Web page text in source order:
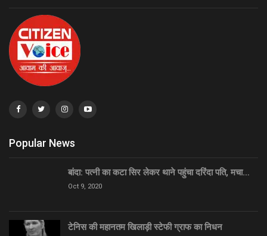
Popular News
बांदा: पत्नी का कटा सिर लेकर थाने पहुंचा दरिंदा पति, मचा…
Oct 9, 2020
टेनिस की महानतम खिलाड़ी स्टेफी ग्राफ का निधन